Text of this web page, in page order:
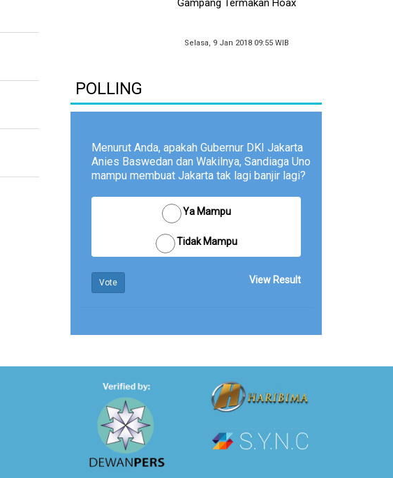
Gampang Termakan Hoax
Selasa, 9 Jan 2018 09:55 WIB
POLLING
Menurut Anda, apakah Gubernur DKI Jakarta
Anies Baswedan dan Wakilnya, Sandiaga Uno
mampu membuat Jakarta tak lagi banjir lagi?
Ya Mampu
Tidak Mampu
Vote View Result